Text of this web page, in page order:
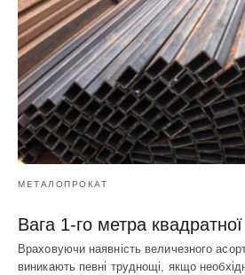
МЕТАЛОПРОКАТ
Вага 1-го метра
Враховуючи наявність величезного
виникають певні труднощі, якщо